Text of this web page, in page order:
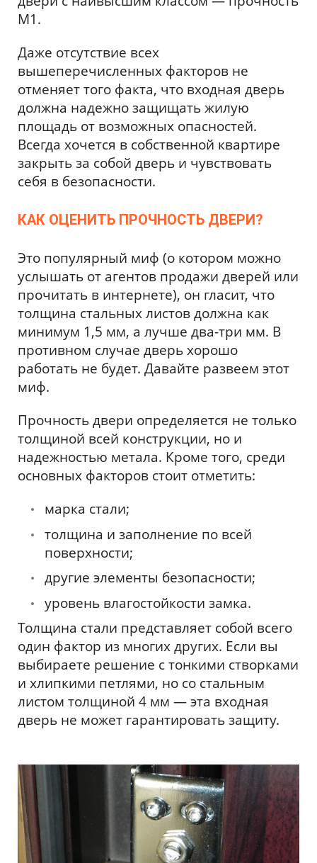
M1.
Даже отсутствие всех
вышеперечисленных факторов не
отменяет того факта, что входная дверь
должна надежно защищать жилую
площадь от возможных опасностей.
Всегда хочется в собственной квартире
закрыть за собой дверь и чувствовать
себя в безопасности.
КАК ОЦЕНИТЬ ПРОЧНОСТЬ ДВЕРИ?
Это популярный миф (о котором можно
услышать от агентов продажи дверей или
прочитать в интернете), он гласит, что
толщина стальных листов должна как
минимум 1,5 мм, а лучше два-три мм. В
противном случае дверь хорошо
работать не будет. Давайте развеем этот
миф.
Прочность двери определяется не только
толщиной всей конструкции, но и
надежностью метала. Кроме того, среди
основных факторов стоит отметить:
марка стали;
толщина и заполнение по всей
поверхности;
другие элементы безопасности;
уровень влагостойкости замка.
Толщина стали представляет собой всего
один фактор из многих других. Если вы
выбираете решение с тонкими створками
и хлипкими петлями, но со стальным
листом толщиной 4 мм — эта входная
дверь не может гарантировать защиту.